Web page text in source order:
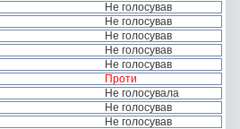
Не голосував
Не голосував
Не голосував
Не голосував
Не голосував
Проти
Не голосувала
Не голосував
Не голосував